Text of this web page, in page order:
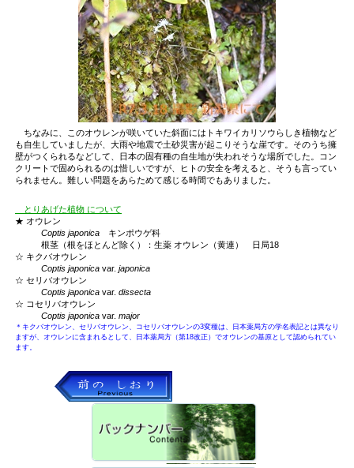
ちなみに、このオウレンが咲いていた斜面にはトキワイカリソウらしき植物など
も自生していましたが、大雨や地震で土砂災害が起こりそうな崖です。そのうち擁
壁がつくられるなどして、日本の固有種の自生地が失われそうな場所でした。コン
クリートで固められるのは惜しいですが、ヒトの安全を考えると、そうも言ってい
られません。難しい問題をあらためて感じる時間でもありました。
とりあげた植物 について
★ オウレン
Coptis japonicaキンポウゲ科
根茎（根をほとんど除く）：生薬 オウレン（黄連） 日局18
☆ キクバオウレン
Coptis japonicavar. japonica
☆ セリバオウレン
Coptis japonicavar. dissecta
☆ コセリバオウレン
Coptis japonicavar. major
＊キクバオウレン、セリバオウレン、コセリバオウレンの3変種は、日本薬局方の学名表記とは異なり
ますが、オウレンに含まれるとして、日本薬局方（第18改正）でオウレンの基原として認められてい
ます。